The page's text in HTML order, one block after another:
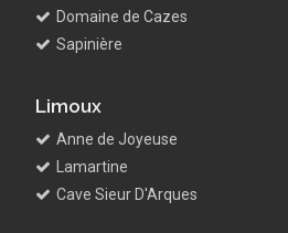
Domaine de Cazes
Sapinière
Limoux
Anne de Joyeuse
Lamartine
Cave Sieur D'Arques